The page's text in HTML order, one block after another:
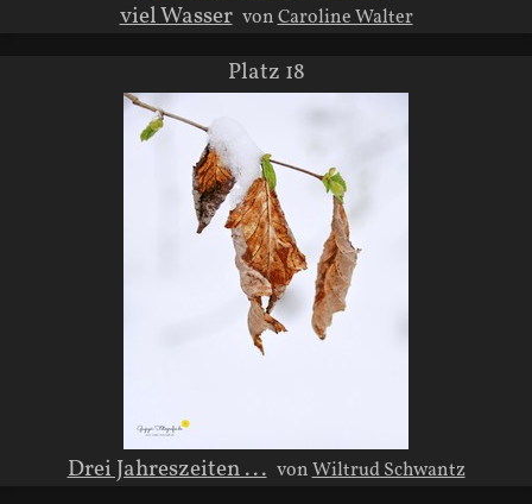
viel Wasser vonCaroline Walter
Platz 18
Drei Jahreszeiten ... vonWiltrud Schwantz